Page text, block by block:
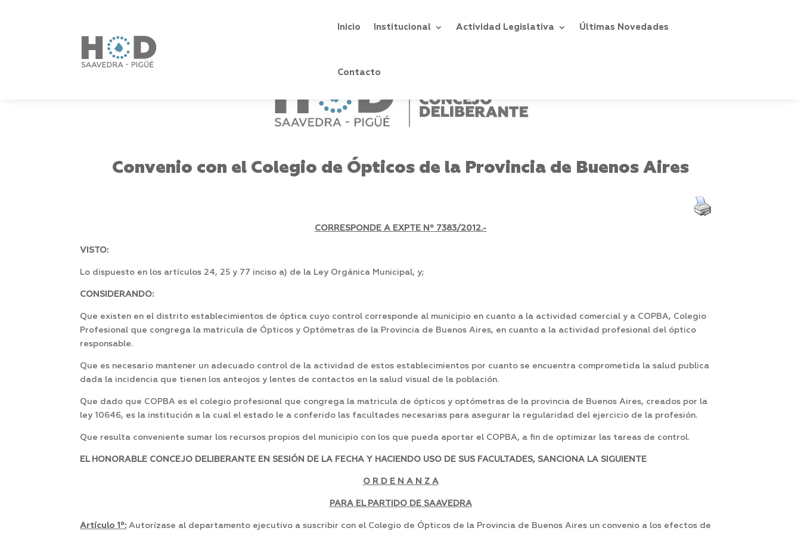
Inicio Institucional Actividad Legislativa Últimas Novedades
Contacto
Convenio con el Colegio de Ópticos de la Provincia de Buenos Aires
CORRESPONDE A EXPTE Nº 7383/2012.-
VISTO:
Lo dispuesto en los artículos 24, 25 y 77 inciso a) de la Ley Orgánica Municipal, y;
CONSIDERANDO:
Que existen en el distrito establecimientos de óptica cuyo control corresponde al municipio en cuanto a la actividad comercial y a COPBA, Colegio
Profesional que congrega la matricula de Ópticos y Optómetras de la Provincia de Buenos Aires, en cuanto a la actividad profesional del óptico
responsable.
Que es necesario mantener un adecuado control de la actividad de estos establecimientos por cuanto se encuentra comprometida la salud publica
dada la incidencia que tienen los anteojos y lentes de contactos en la salud visual de la población.
Que dado que COPBA es el colegio profesional que congrega la matricula de ópticos y optómetras de la provincia de Buenos Aires, creados por la
ley 10646, es la institución a la cual el estado le a conferido las facultades necesarias para asegurar la regularidad del ejercicio de la profesión.
Que resulta conveniente sumar los recursos propios del municipio con los que pueda aportar el COPBA, a fin de optimizar las tareas de control.
EL HONORABLE CONCEJO DELIBERANTE EN SESIÓN DE LA FECHA Y HACIENDO USO DE SUS FACULTADES, SANCIONA LA SIGUIENTE
O R D E N A N Z A
PARA EL PARTIDO DE SAAVEDRA
Artículo 1º: Autorízase al departamento ejecutivo a suscribir con el Colegio de Ópticos de la Provincia de Buenos Aires un convenio a los efectos de